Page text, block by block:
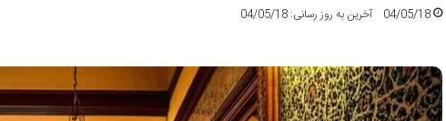
04/05/18 آخرین به روز رسانی: 04/05/18